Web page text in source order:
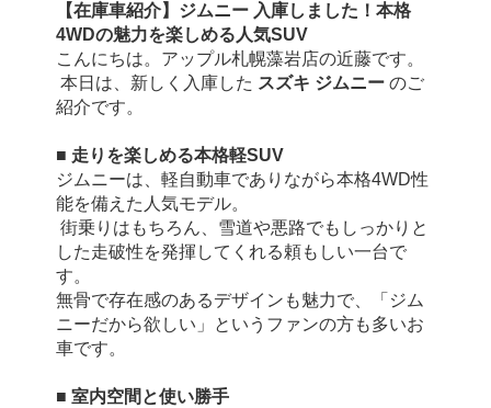
【在庫車紹介】ジムニー 入庫しました！本格
4WDの魅力を楽しめる人気SUV
こんにちは。アップル札幌藻岩店の近藤です。
本日は、新しく入庫した スズキ ジムニー のご
紹介です。
■ 走りを楽しめる本格軽SUV
ジムニーは、軽自動車でありながら本格4WD性
能を備えた人気モデル。
した走破性を発揮してくれる頼もしい一台で
す。
無骨で存在感のあるデザインも魅力で、「ジム
ニーだから欲しい」というファンの方も多いお
車です。
■ 室内空間と使い勝手